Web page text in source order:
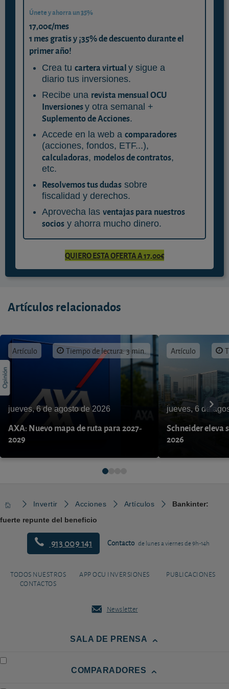
Únete y ahorra un 35%
17,00€/mes
1 mes gratis y ¡35% de descuento durante el
primer año!
Crea tu cartera virtual y sigue a
diario tus inversiones.
Recibe una revista mensual OCU
Inversionesy otra semanal +
Suplemento de Acciones.
Accede en la web a comparadores
(acciones, fondos, ETF...),
calculadoras, modelos de contratos,
etc.
Resolvemos tus dudassobre
fiscalidad y derechos.
Aprovecha las ventajas para nuestros
sociosy ahorra mucho dinero.
QUIERO ESTA OFERTA A 17,00€
Artículos relacionados
Artículo Tiempo de lectura: 3 min.
jueves, 6 de agosto de 2026
AXA: Nuevo mapa de ruta para 2027-
2029
Artículo
jueves, 6 de
Schneider eleva
2026
Invertir Acciones Artículos
Bankinter:
fuerte repunte del beneficio
913 009 141 Contacto de lunes a viernes de 9h-14h
TODOS NUESTROS
CONTACTOS
APP OCU INVERSIONES PUBLICACIONES
Newsletter
SALA DE PRENSA
COMPARADORES